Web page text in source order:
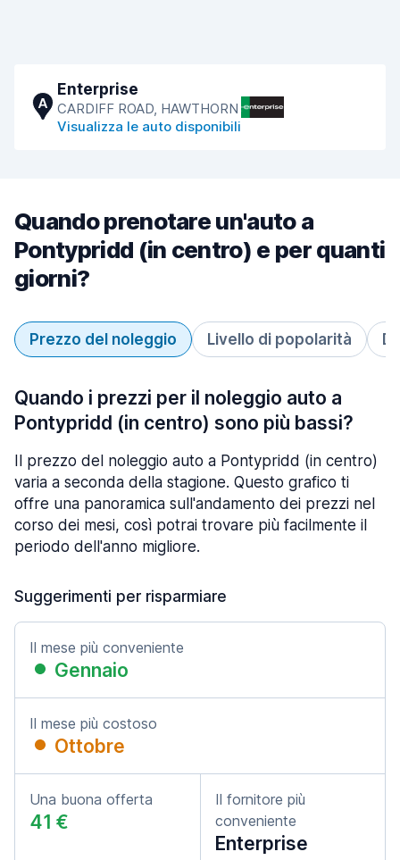
A
Enterprise
CARDIFF ROAD, HAWTHORN
Visualizza le auto disponibili
Quando prenotare un'auto a
Pontypridd (in centro) e per quanti
giorni?
Prezzo del noleggio Livello di popolarità
Quando i prezzi per il noleggio auto a
Pontypridd (in centro) sono più bassi?
Il prezzo del noleggio auto a Pontypridd (in centro)
varia a seconda della stagione. Questo grafico ti
offre una panoramica sull'andamento dei prezzi nel
corso dei mesi, così potrai trovare più facilmente il
periodo dell'anno migliore.
Suggerimenti per risparmiare
Il mese più conveniente
Gennaio
Il mese più costoso
Ottobre
Una buona offerta
41 €
Il fornitore più
conveniente
Enterprise